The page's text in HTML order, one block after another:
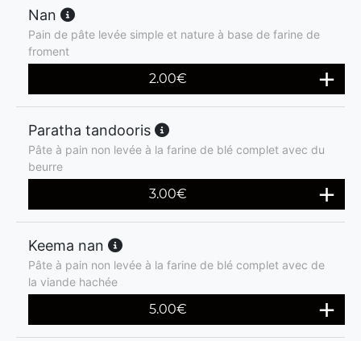
Nan
Pain de pâte levée simple et nature à base de farine de
froment
2.00€
Paratha tandooris
Pâte à pain non levée à la farine de blé complet avec du
beurre
3.00€
Keema nan
Pâte à pain non levée à la farine de blé complet avec de
la viande hachée
5.00€